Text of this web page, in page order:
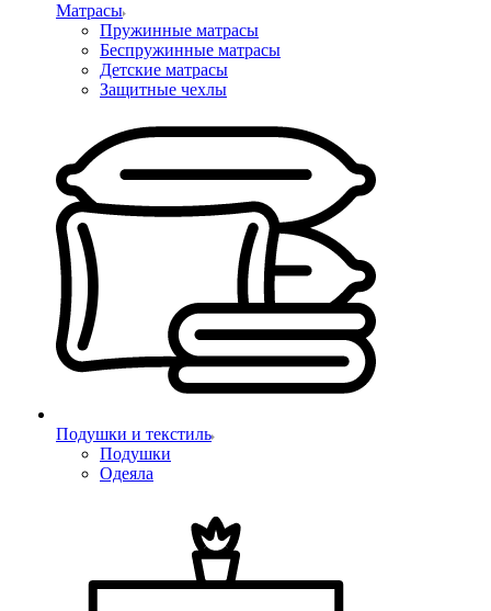
Матрасы
Пружинные матрасы
Беспружинные матрасы
Детские матрасы
Защитные чехлы
Подушки и текстиль
Подушки
Одеяла